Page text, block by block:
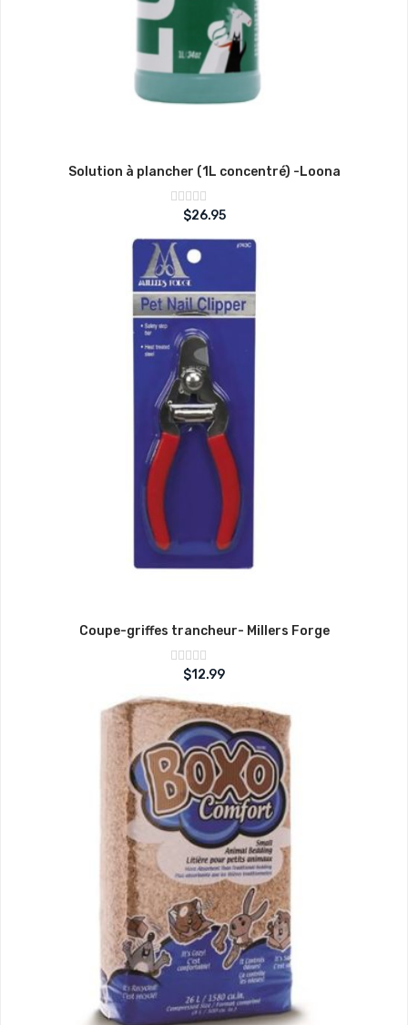
Solution à plancher (1L concentré) -Loona
Note
sur
5
$26.95
Coupe-griffes trancheur- Millers Forge
Note
sur
5
$12.99